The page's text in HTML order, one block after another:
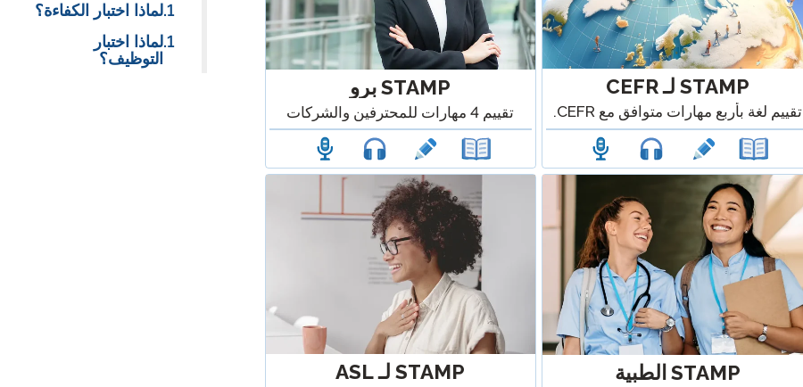
لماذا اختبار الكفاءة؟
لماذا اختبار
التوظيف؟
STAMP لـ CEFR
تقييم لغة بأربع مهارات متوافق مع CEFR.
STAMP برو
تقييم 4 مهارات للمحترفين والشركات
STAMP الطبية STAMP لـ ASL